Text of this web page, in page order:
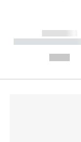
------------
----------- -----------